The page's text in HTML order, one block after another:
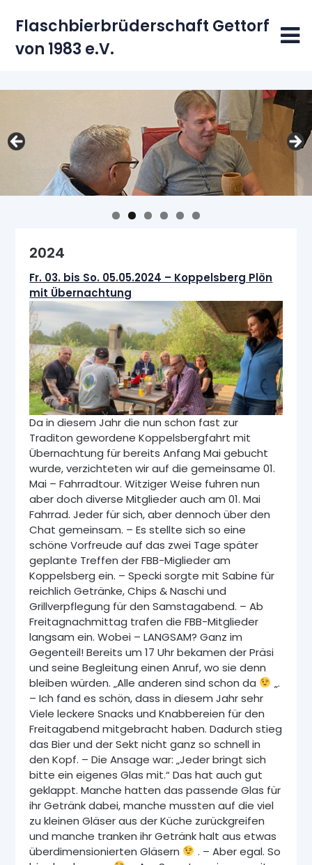
Flaschbierbrüderschaft Gettorf
von 1983 e.V.
2024
Fr. 03. bis So. 05.05.2024 – Koppelsberg Plön
mit Übernachtung
Da in diesem Jahr die nun schon fast zur
Traditon gewordene Koppelsbergfahrt mit
Übernachtung für bereits Anfang Mai gebucht
wurde, verzichteten wir auf die gemeinsame 01.
Mai – Fahrradtour. Witziger Weise fuhren nun
aber doch diverse Mitglieder auch am 01. Mai
Fahrrad. Jeder für sich, aber dennoch über den
Chat gemeinsam. – Es stellte sich so eine
schöne Vorfreude auf das zwei Tage später
geplante Treffen der FBB-Miglieder am
Koppelsberg ein. – Specki sorgte mit Sabine für
reichlich Getränke, Chips & Naschi und
Grillverpflegung für den Samstagabend. – Ab
Freitagnachmittag trafen die FBB-Mitglieder
langsam ein. Wobei – LANGSAM? Ganz im
Gegenteil! Bereits um 17 Uhr bekamen der Präsi
und seine Begleitung einen Anruf, wo sie denn
bleiben würden. „Alle anderen sind schon da
„.
– Ich fand es schön, dass in diesem Jahr sehr
Viele leckere Snacks und Knabbereien für den
Freitagabend mitgebracht haben. Dadurch stieg
das Bier und der Sekt nicht ganz so schnell in
den Kopf. – Die Ansage war: „Jeder bringt sich
bitte ein eigenes Glas mit.“ Das hat auch gut
geklappt. Manche hatten das passende Glas für
ihr Getränk dabei, manche mussten auf die viel
zu kleinen Gläser aus der Küche zurückgreifen
und manche tranken ihr Getränk halt aus etwas
überdimensionierten Gläsern
. – Aber egal. So